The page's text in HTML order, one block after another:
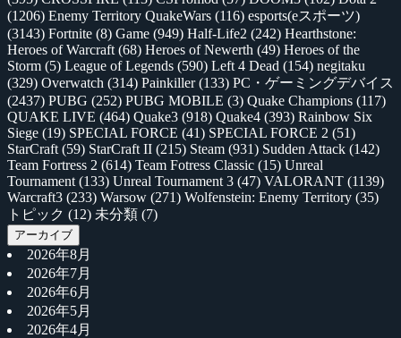
(1206) Enemy Territory QuakeWars (116) esports(eスポーツ)
(3143) Fortnite (8) Game (949) Half-Life2 (242) Hearthstone:
Heroes of Warcraft (68) Heroes of Newerth (49) Heroes of the
Storm (5) League of Legends (590) Left 4 Dead (154) negitaku
(329) Overwatch (314) Painkiller(133) PC・ゲーミングデバイス
(2437) PUBG (252) PUBG MOBILE (3) Quake Champions (117)
QUAKE LIVE (464) Quake3 (918) Quake4 (393) Rainbow Six
Siege (19) SPECIAL FORCE (41) SPECIAL FORCE 2 (51)
StarCraft (59) StarCraft II (215) Steam (931) Sudden Attack (142)
Team Fortress 2 (614) Team Fotress Classic (15) Unreal
Tournament (133) Unreal Tournament 3 (47) VALORANT (1139)
Warcraft3 (233) Warsow (271) Wolfenstein: Enemy Territory (35)
トピック (12) 未分類 (7)
アーカイブ
2026年8月
2026年7月
2026年6月
2026年5月
2026年4月